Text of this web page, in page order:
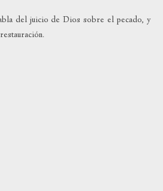
del juicio de Dios sobre el pecado, y